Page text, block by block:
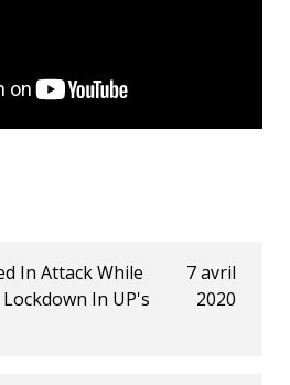
In Attack While
In UP's
7 avril
2020